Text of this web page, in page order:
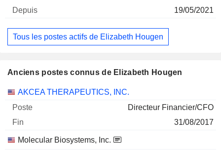
19/05/2021
Tous les postes actifs de Elizabeth Hougen
Anciens postes connus de Elizabeth Hougen
Sociétés Poste Fin
AKCEA THERAPEUTICS, INC.
Directeur Financier/CFO
31/08/2017
Molecular Biosystems, Inc.